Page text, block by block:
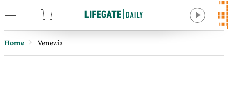
Home Venezia